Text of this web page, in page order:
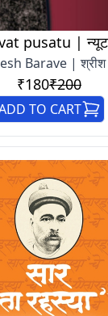
pusatu |
Barave | श्रीश
₹180₹200
TO CART